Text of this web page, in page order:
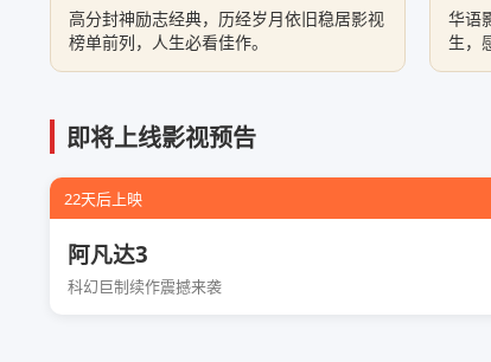
高分封神励志经典，历经岁月依旧稳居影视
榜单前列，人生必看佳作。
华语
生，
即将上线影视预告
22天后上映
阿凡达3
科幻巨制续作震撼来袭